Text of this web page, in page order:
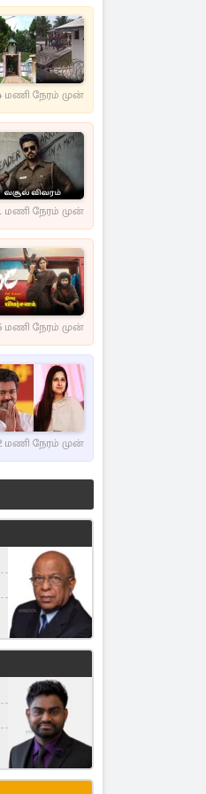
மணி நேரம் முன்
மணி நேரம் முன்
மணி நேரம் முன்
மணி நேரம் முன்